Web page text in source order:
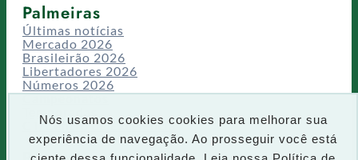
Nós usamos cookies cookies para melhorar sua
experiência de navegação. Ao prosseguir você está
Palmeiras
Últimas notícias
Mercado 2026
Brasileirão 2026
Libertadores 2026
Números 2026
Campeonatos
Temporadas
CT/Centro de Excelência